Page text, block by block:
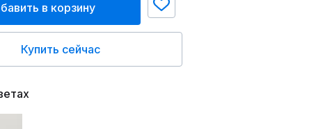
в корзину
Купить сейчас